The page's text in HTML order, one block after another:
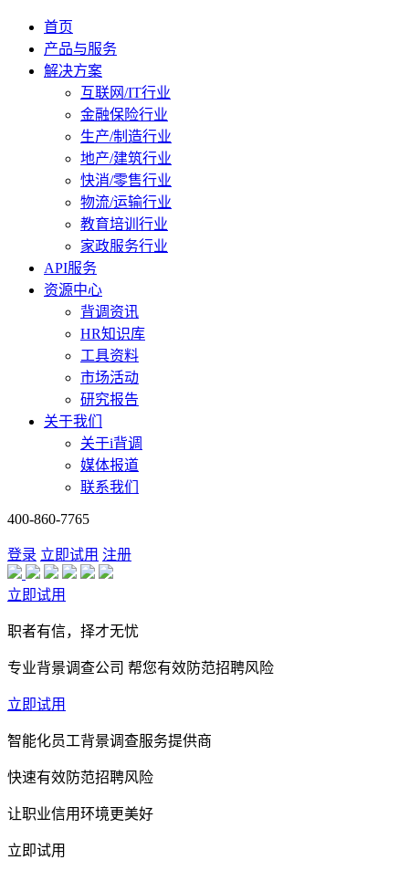
首页
产品与服务
解决方案
互联网/IT行业
金融保险行业
生产/制造行业
地产/建筑行业
快消/零售行业
物流/运输行业
教育培训行业
家政服务行业
API服务
资源中心
背调资讯
HR知识库
工具资料
市场活动
研究报告
关于我们
关于i背调
媒体报道
联系我们
400-860-7765
登录 立即试用 注册
立即试用
职者有信，择才无忧
专业背景调查公司 帮您有效防范招聘风险
立即试用
智能化员工背景调查服务提供商
快速有效防范招聘风险
让职业信用环境更美好
立即试用